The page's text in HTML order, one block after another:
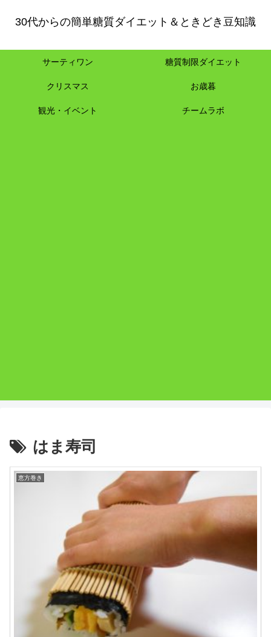
30代からの簡単糖質ダイエット＆ときどき豆知識
サーティワン 糖質制限ダイエット
クリスマス お歳暮
観光・イベント チームラボ
はま寿司
恵方巻き